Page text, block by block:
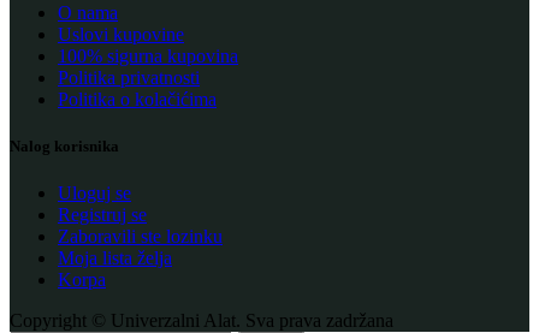
O nama
Uslovi kupovine
100% sigurna kupovina
Politika privatnosti
Politika o kolačićima
Nalog korisnika
Uloguj se
Registruj se
Zaboravili ste lozinku
Moja lista želja
Korpa
Copyright © Univerzalni Alat. Sva prava zadržana